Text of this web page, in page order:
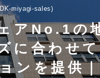
miyagi-sales
アNo.1の
に合わせ
ンを提供